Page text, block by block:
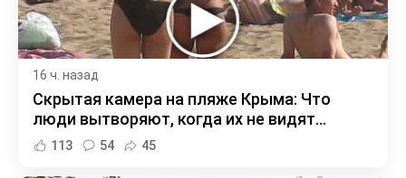
16 ч. назад
Скрытая камера на пляже Крыма: Что
люди вытворяют, когда их не видят...
113 54 45